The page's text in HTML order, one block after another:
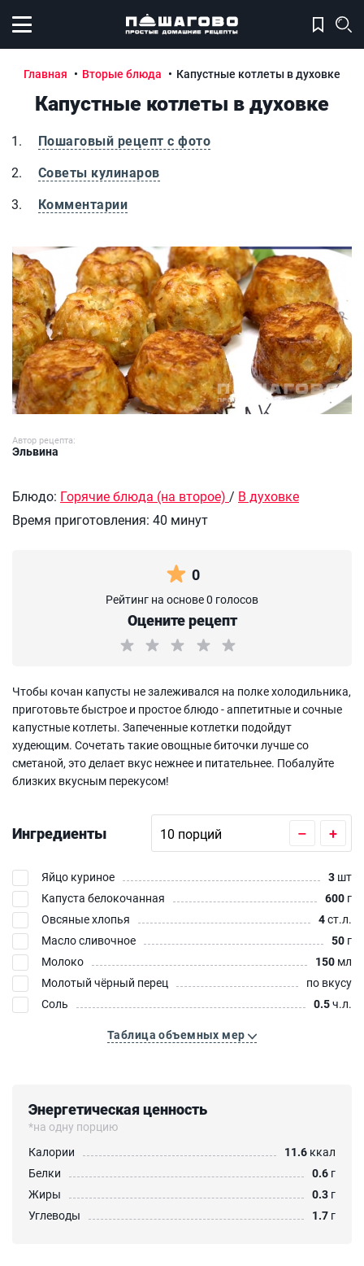
Открыть меню
Главная Вторые блюда Капустные котлеты в духовке
Капустные котлеты в духовке
Пошаговый рецепт с фото
Советы кулинаров
Комментарии
Капустные котлеты в духовке
Автор рецепта:
Эльвина
Блюдо: Горячие блюда (на второе) / В духовке
Время приготовления: 40 минут
0
Рейтинг на основе 0 голосов
Оцените рецепт
Чтобы кочан капусты не залеживался на полке холодильника,
приготовьте быстрое и простое блюдо - аппетитные и сочные
капустные котлеты. Запеченные котлетки подойдут
худеющим. Сочетать такие овощные биточки лучше со
сметаной, это делает вкус нежнее и питательнее. Побалуйте
близких вкусным перекусом!
Ингредиенты – +
Яйцо куриное 3 шт
Капуста белокочанная
600 г
Овсяные хлопья
4ст.л.
Масло сливочное
50 г
Молоко
150 мл
Молотый чёрный перец
по вкусу
Соль
0.5ч.л.
Таблица объемных мер
Энергетическая ценность
*на одну порцию
Калории
11.6 ккал
Белки
0.6 г
Жиры
0.3 г
Углеводы
1.7 г